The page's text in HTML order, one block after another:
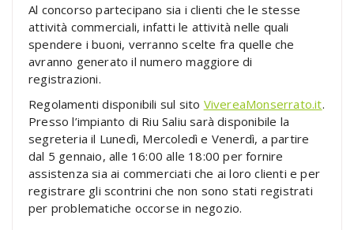
Al concorso partecipano sia i clienti che le stesse
attività commerciali, infatti le attività nelle quali
spendere i buoni, verranno scelte fra quelle che
avranno generato il numero maggiore di
registrazioni.
Regolamenti disponibili sul sito VivereaMonserrato.it.
Presso l’impianto di Riu Saliu sarà disponibile la
segreteria il Lunedì, Mercoledì e Venerdì, a partire
dal 5 gennaio, alle 16:00 alle 18:00 per fornire
assistenza sia ai commerciati che ai loro clienti e per
registrare gli scontrini che non sono stati registrati
per problematiche occorse in negozio.